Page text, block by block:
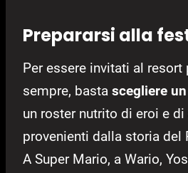
Prepararsi alla
Per essere invitati al
sempre, basta scegliere
un roster nutrito di eroi e
provenienti dalla storia del
A Super Mario, a Wario,